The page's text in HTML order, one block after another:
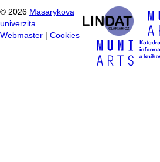
© 2026 Masarykova
univerzita
Webmaster
Cookies